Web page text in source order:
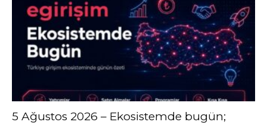
5 Ağustos 2026 – Ekosistemde bugün;